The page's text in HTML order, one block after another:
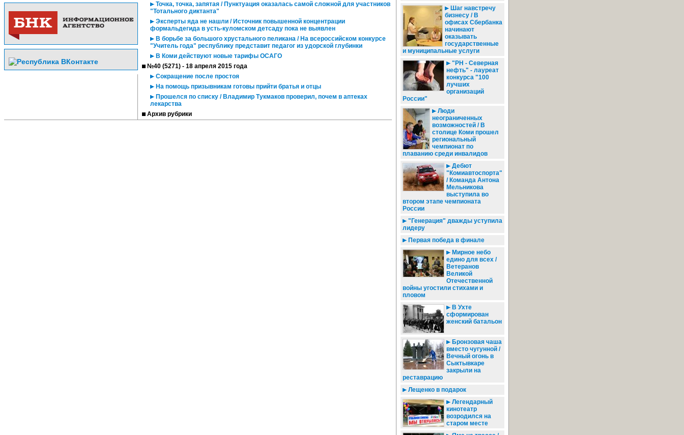
Точка, точка, запятая / Пунктуация оказалась самой сложной для участников
"Тотального диктанта"
Эксперты яда не нашли / Источник повышенной концентрации
формальдегида в усть-куломском детсаду пока не выявлен
В борьбе за большого хрустального пеликана / На всероссийском конкурсе
"Учитель года" республику представит педагог из удорской глубинки
В Коми действуют новые тарифы ОСАГО
№40 (5271) - 18 апреля 2015 года
Сокращение после простоя
На помощь призывникам готовы прийти братья и отцы
Прошелся по списку / Владимир Тукмаков проверил, почем в аптеках
лекарства
Архив рубрики
Шаг навстречу
бизнесу / В
офисах Сбербанка
начинают
оказывать
государственные
и муниципальные услуги
"РН - Северная
нефть" - лауреат
конкурса "100
лучших
организаций
России"
Люди
неограниченных
возможностей / В
столице Коми прошел
региональный
чемпионат по
плаванию среди инвалидов
Дебют
"Комиавтоспорта"
/ Команда Антона
Мельникова
выступила во
втором этапе чемпионата
России
"Генерация" дважды уступила
лидеру
Первая победа в финале
Мирное небо
едино для всех /
Ветеранов
Великой
Отечественной
войны угостили стихами и
пловом
В Ухте
сформирован
женский батальон
Бронзовая чаша
вместо чугунной /
Вечный огонь в
Сыктывкаре
закрыли на
реставрацию
Лещенко в подарок
Легендарный
кинотеатр
возродился на
старом месте